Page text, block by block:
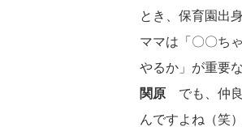
とき、保育園出
ママは「〇〇ち
やるか」が重要
関原 でも、仲良
んですよね（笑